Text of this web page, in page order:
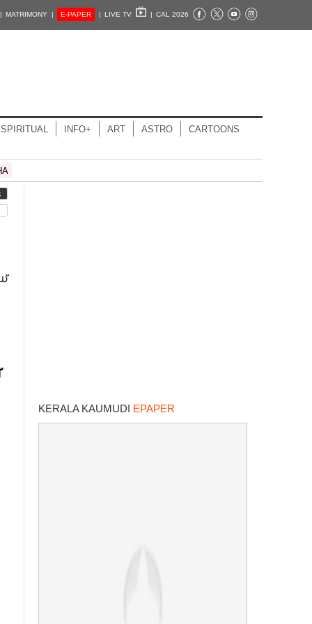
| MATRIMONY | E-PAPER | LIVE TV | CAL 2026
SPIRITUAL INFO+ ART ASTRO CARTOONS
KERALA KAUMUDI EPAPER